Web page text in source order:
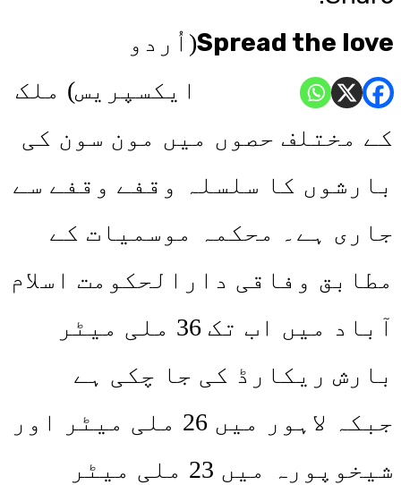
Spread the love(اُردو
ایکسپریس) ملک
کے مختلف حصوں میں مون سون کی
بارشوں کا سلسلہ وقفے وقفے سے
جاری ہے۔ محکمہ موسمیات کے
مطابق وفاقی دارالحکومت اسلام
آباد میں اب تک 36 ملی میٹر
بارش ریکارڈ کی جا چکی ہے
جبکہ لاہور میں 26 ملی میٹر اور
شیخوپورہ میں 23 ملی میٹر